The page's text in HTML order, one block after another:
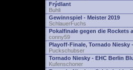
Frýdlant
Buhli
Gewinnspiel - Meister 2019
SchlauerFuchs
Pokalfinale gegen die Rockets
conny59
Playoff-Finale, Tornado Niesky
Puckschubser
Tornado Niesky - EHC Berlin
Kufenschoner